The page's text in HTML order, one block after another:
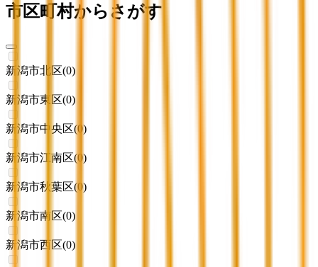
市区町村からさがす
新潟市北区(0)
新潟市東区(0)
新潟市中央区(0)
新潟市江南区(0)
新潟市秋葉区(0)
新潟市南区(0)
新潟市西区(0)